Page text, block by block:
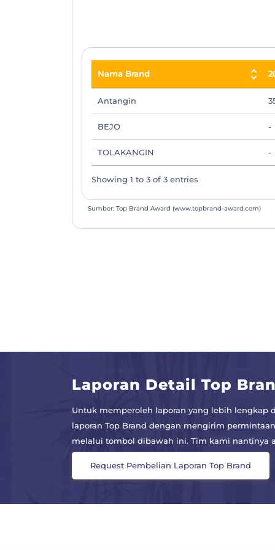
Nama Brand
Nama Brand
Antangin
BEJO -
TOLAKANGIN -
Showing 1 to 3 of 3 entries
Sumber: Top Brand Award (www.topbrand-award.com)
Laporan Detail Top
Untuk memperoleh laporan yang lebih lengkap
laporan Top Brand dengan mengirim
melalui tombol dibawah ini. Tim kami nantinya
Request Pembelian Laporan Top Brand